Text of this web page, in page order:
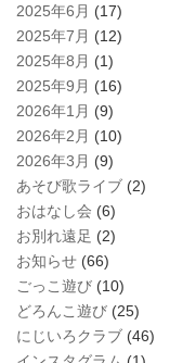
2025年6月 (17)
2025年7月 (12)
2025年8月 (1)
2025年9月 (16)
2026年1月 (9)
2026年2月 (10)
2026年3月 (9)
あそび歌ライブ (2)
おはなし会 (6)
お別れ遠足 (2)
お知らせ (66)
ごっこ遊び (10)
どろんこ遊び (25)
にじいろクラブ (46)